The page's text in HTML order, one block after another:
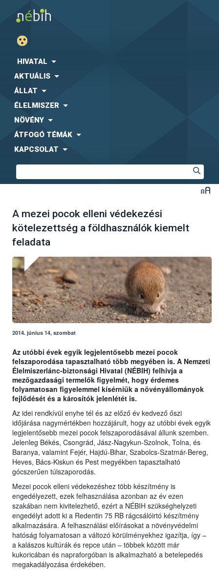
HIVATAL
AKTUÁLIS
ÁLLAT
ÉLELMISZER
NÖVÉNY
ÁTFOGÓ TÉMÁK
KAPCSOLAT
A mezei pocok elleni védekezési
kötelezettség a földhasználók kiemelt
feladata
2014. június 14, szombat
Az utóbbi évek egyik legjelentősebb mezei pocok
felszaporodása tapasztalható több megyében is. A Nemzeti
Élelmiszerlánc-biztonsági Hivatal (NÉBIH) felhívja a
mezőgazdasági termelők figyelmét, hogy érdemes
folyamatosan figyelemmel kísérniük a növényállományok
fejlődését és a károsítók jelenlétét is.
Az idei rendkívül enyhe tél és az előző év kedvező őszi
időjárása nagymértékben hozzájárult, hogy az utóbbi évek egyik
legjelentősebb mezei pocok felszaporodásával állunk szemben.
Jelenleg Békés, Csongrád, Jász-Nagykun-Szolnok, Tolna, és
Baranya, valamint Fejér, Hajdú-Bihar, Szabolcs-Szatmár-Bereg,
Heves, Bács-Kiskun és Pest megyékben tapasztalható
gócszerűen túlszaporodás.
Mezei pocok elleni védekezéshez több készítmény is
engedélyezett, ezek felhasználása azonban az év ezen
szakában nem kivitelezhető, ezért a NÉBIH szükséghelyzeti
engedélyt adott ki a Redentin 75 RB rágcsálóirtó készítmény
alkalmazására. A felhasználási előírásokat a növényvédelmi
hatóság folyamatosan a változó körülményekhez igazítja, így –
a kalászos kultúrák és repce után – többek között már
kukoricában és napraforgóban is alkalmazható a betelepedés
megakadályozása érdekében.